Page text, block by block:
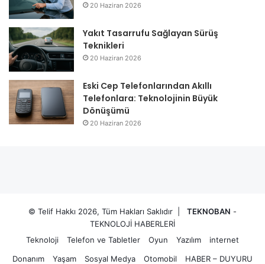
20 Haziran 2026
Yakıt Tasarrufu Sağlayan Sürüş
Teknikleri
20 Haziran 2026
Eski Cep Telefonlarından Akıllı
Telefonlara: Teknolojinin Büyük
Dönüşümü
20 Haziran 2026
© Telif Hakkı 2026, Tüm Hakları Saklıdır | TEKNOBAN -
TEKNOLOJİ HABERLERİ
Teknoloji
Telefon ve Tabletler Oyun Yazılım
internet
Donanım
Yaşam Sosyal Medya Otomobil HABER – DUYURU